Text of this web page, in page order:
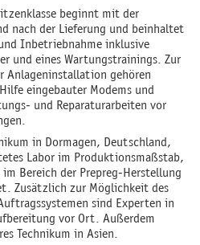
beginnt mit der
nach der Lieferung und beinhaltet
Inbetriebnahme inklusive
und eines Wartungstrainings. Zur
Anlageninstallation gehören
eingebauter Modems und
und Reparaturarbeiten vor
in Dormagen, Deutschland,
Labor im Produktionsmaßstab,
Bereich der Prepreg-Herstellung
Zusätzlich zur Möglichkeit des
sind Experten in
vor Ort. Außerdem
Technikum in Asien.